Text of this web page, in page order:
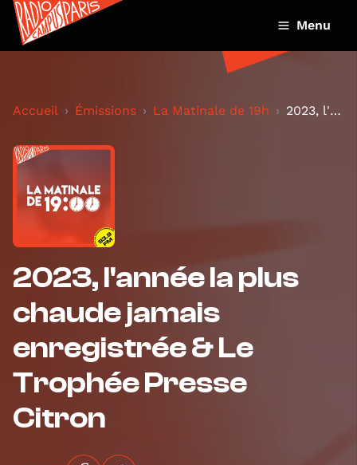
Menu
Accueil Émissions La Matinale de 19h 2023, l'année la plus chaude jamais enregistrée &...
2023, l'année la plus
chaude jamais
enregistrée & Le
Trophée Presse
Citron